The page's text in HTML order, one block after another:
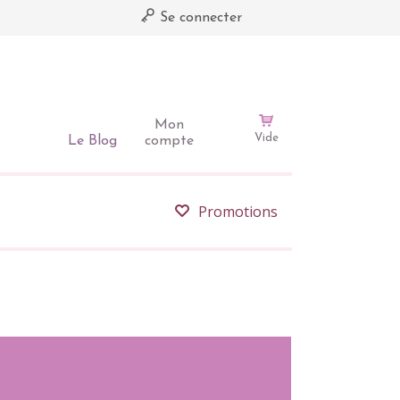
Se connecter
Mon
compte
Le Blog Vide
Promotions